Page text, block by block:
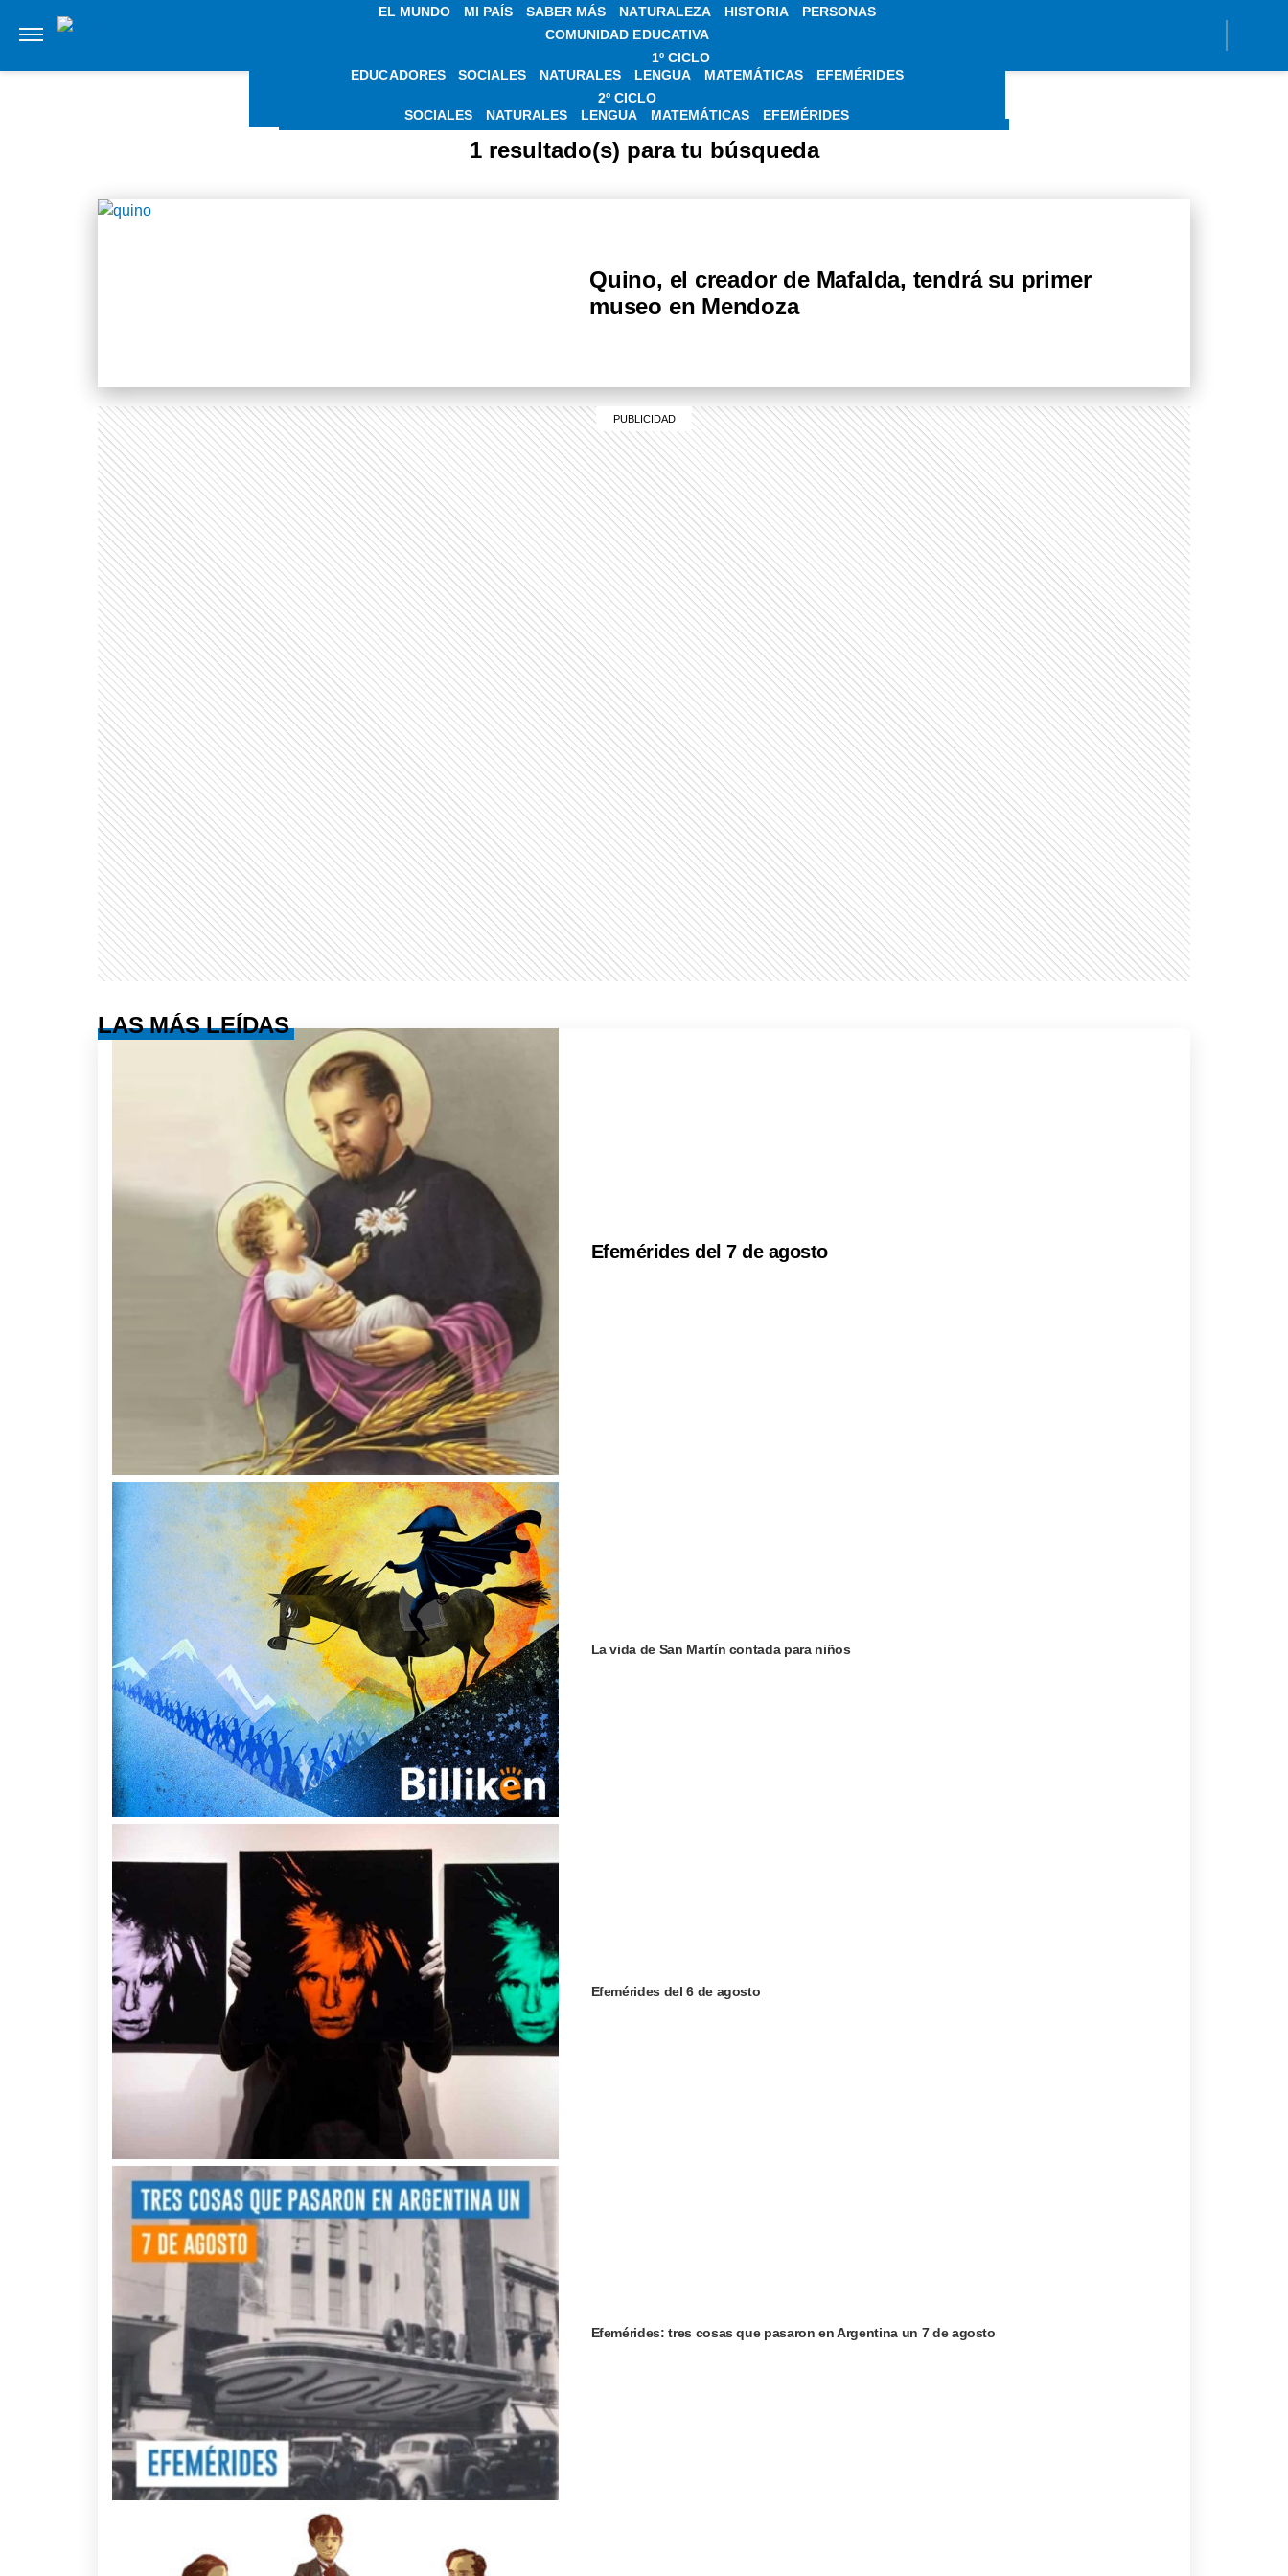
EL MUNDO MI PAÍS SABER MÁS NATURALEZA HISTORIA
PERSONAS
COMUNIDAD EDUCATIVA
EDUCADORES
1º CICLO
SOCIALES
NATURALES LENGUA MATEMÁTICAS
EFEMÉRIDES
2º CICLO
SOCIALES
NATURALES LENGUA MATEMÁTICAS EFEMÉRIDES
NOTICIAS SOBRE HISTORIADOR
1 resultado(s) para tu búsqueda
Quino, el creador de Mafalda, tendrá su primer
museo en Mendoza
LAS MÁS LEÍDAS
Efemérides del 7 de agosto
La vida de San Martín contada para niños
Efemérides del 6 de agosto
Efemérides: tres cosas que pasaron en Argentina un 7 de agosto